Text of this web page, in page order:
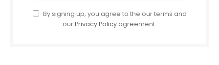
By signing up, you agree to the our terms and
ourPrivacy Policy agreement.